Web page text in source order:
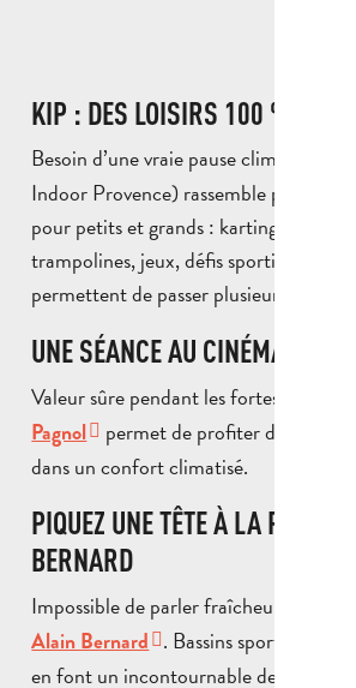
KIP : DES LOISIRS 100 % EN
Besoin d’une vraie pause climatisée ?
Indoor Provence) rassemble plusieurs
pour petits et grands : karting
trampolines, jeux, défis sportifs et
permettent de passer plusieurs heures
UNE SÉANCE AU CINÉMA LE
Valeur sûre pendant les fortes chaleurs,
Pagnol
permet de profiter des
dans un confort climatisé.
PIQUEZ UNE TÊTE À LA PISCINE
BERNARD
Impossible de parler fraîcheur sans
Alain Bernard . Bassins sportifs et
en font un incontournable des journées